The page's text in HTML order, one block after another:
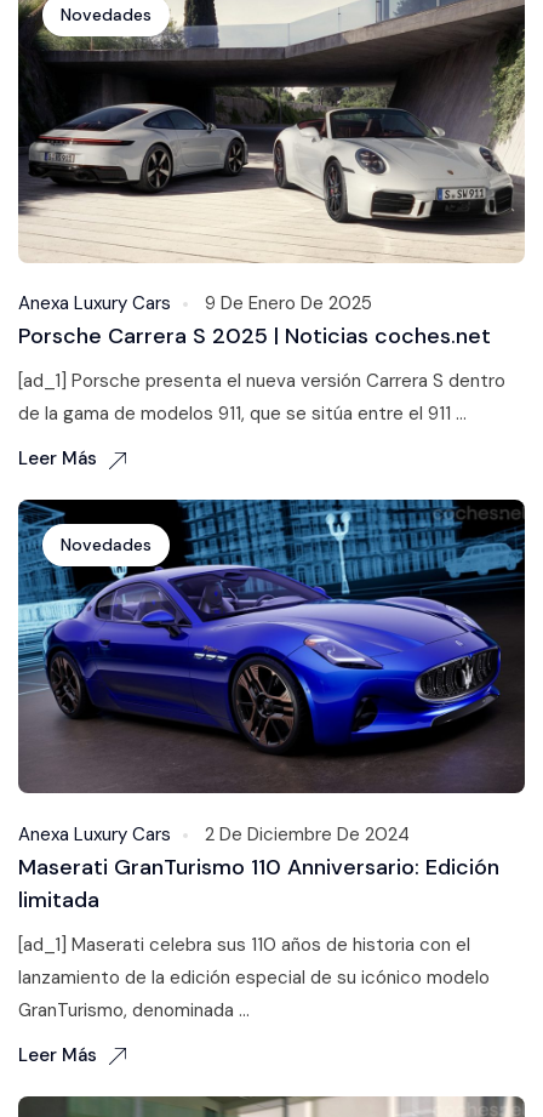
Novedades
Anexa Luxury Cars 9 De Enero De 2025
Porsche Carrera S 2025 | Noticias coches.net
[ad_1] Porsche presenta el nueva versión Carrera S dentro
de la gama de modelos 911, que se sitúa entre el 911 ...
Leer Más
Novedades
Anexa Luxury Cars 2 De Diciembre De 2024
Maserati GranTurismo 110 Anniversario: Edición
limitada
[ad_1] Maserati celebra sus 110 años de historia con el
lanzamiento de la edición especial de su icónico modelo
GranTurismo, denominada ...
Leer Más